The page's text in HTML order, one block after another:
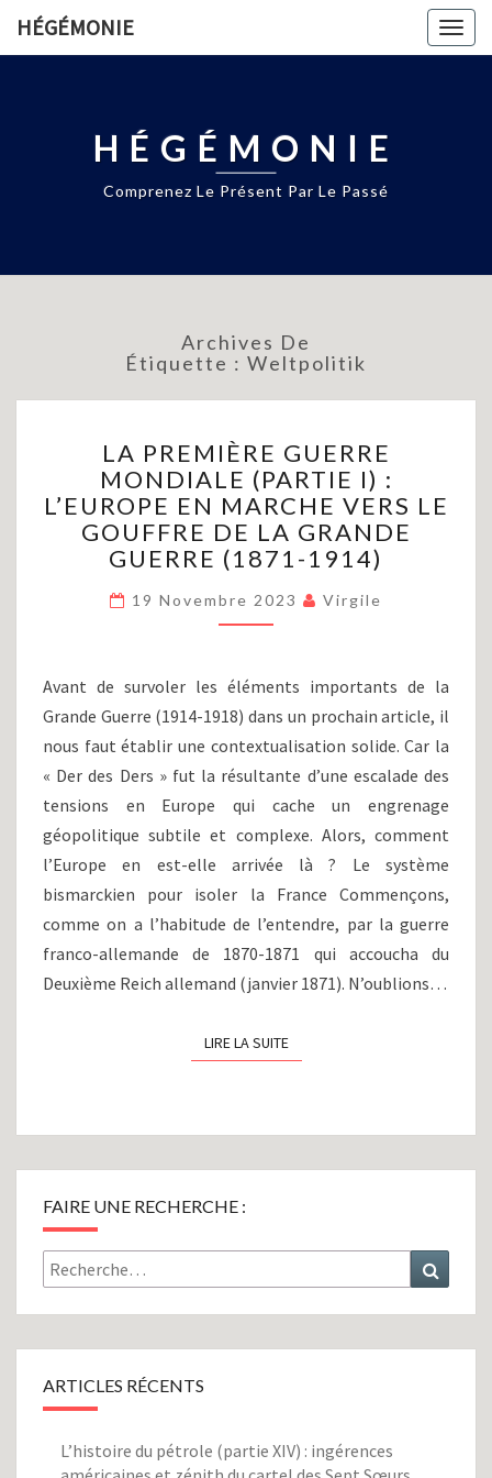
HÉGÉMONIE
HÉGÉMONIE
Comprenez Le Présent Par Le Passé
Archives De
Étiquette : Weltpolitik
PREMIÈRE
GUERRE
MONDIALE
(PARTIE
I)
L’EUROPE
EN
LE
GOUFFRE
DE
LA
GUERRE
(1871-
1914)
LA PREMIÈRE GUERRE
MONDIALE (PARTIE I) :
L’EUROPE EN MARCHE VERS LE
GOUFFRE DE LA GRANDE
GUERRE (1871-1914)
19 Novembre 2023 Virgile
Avant de survoler les éléments importants de la
Grande Guerre (1914-1918) dans un prochain article, il
nous faut établir une contextualisation solide. Car la
« Der des Ders » fut la résultante d’une escalade des
tensions en Europe qui cache un engrenage
géopolitique subtile et complexe. Alors, comment
l’Europe en est-elle arrivée là ? Le système
bismarckien pour isoler la France Commençons,
comme on a l’habitude de l’entendre, par la guerre
franco-allemande de 1870-1871 qui accoucha du
Deuxième Reich allemand (janvier 1871). N’oublions…
LIRE LA SUITELIRE LA SUITE
FAIRE UNE RECHERCHE :
Rechercher :
ARTICLES RÉCENTS
L’histoire du pétrole (partie XIV) : ingérences